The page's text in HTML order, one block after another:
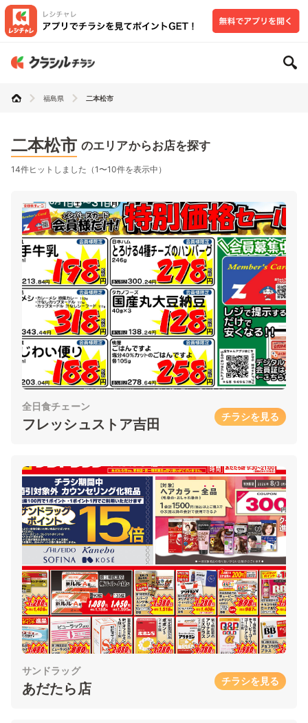
福島県 二本松市
二本松市 のエリアからお店を探す
14件ヒットしました（1〜10件を表示中）
全日食チェーン
フレッシュストア吉田 チラシを見る
サンドラッグ
あだたら店 チラシを見る